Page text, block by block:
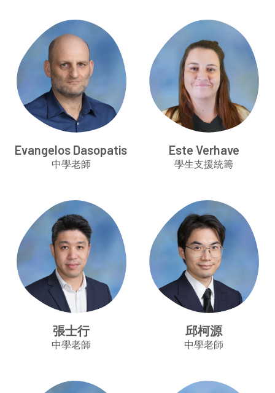
Evangelos Dasopatis
中學老師
Este Verhave
學生支援統籌
張士行
中學老師
邱柯源
中學老師